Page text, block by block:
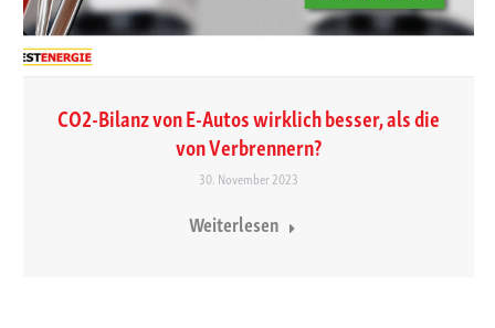
CO2-Bilanz von E-Autos wirklich besser, als die
von Verbrennern?
30. November 2023
Weiterlesen